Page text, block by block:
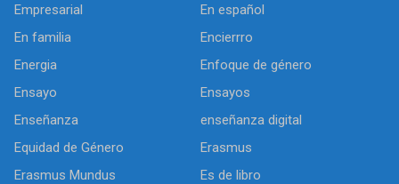
Empresarial
En español
En familia
Encierrro
Energia
Enfoque de género
Ensayo
Ensayos
Enseñanza
enseñanza digital
Equidad de Género
Erasmus
Erasmus Mundus
Es de libro